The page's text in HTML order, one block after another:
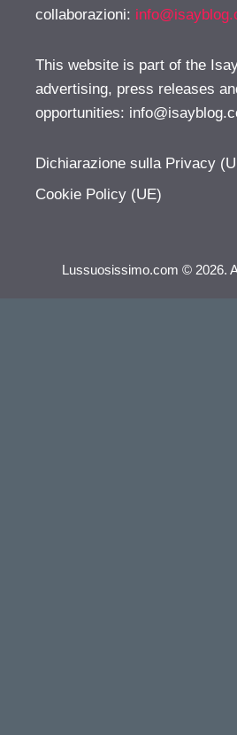
collaborazioni:
This website is part of the
advertising, press releases
opportunities:
Dichiarazione sulla Privacy
Cookie Policy (UE)
Lussuosissimo.com © 2026.